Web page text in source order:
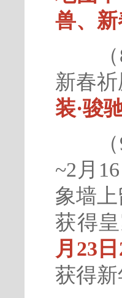
兽、
（8
新春
装·骏
（9
~2月
象墙
获得
月23
获得新